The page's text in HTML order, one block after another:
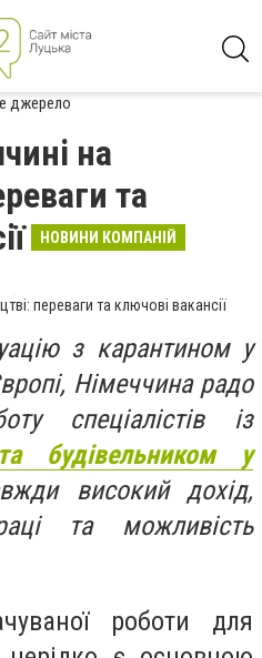
джерело
на
та
НОВИНИ КОМПАНІЙ
переваги та ключові вакансії
з карантином у
Німеччина радо
спеціалістів із
будівельником у
високий дохід,
та можливість
роботи для